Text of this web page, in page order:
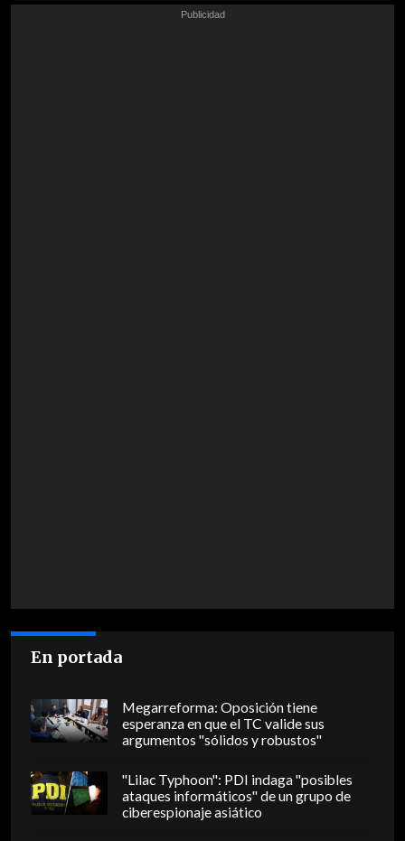
En portada
Megarreforma: Oposición tiene
esperanza en que el TC valide sus
argumentos "sólidos y robustos"
"Lilac Typhoon": PDI indaga "posibles
ataques informáticos" de un grupo de
ciberespionaje asiático